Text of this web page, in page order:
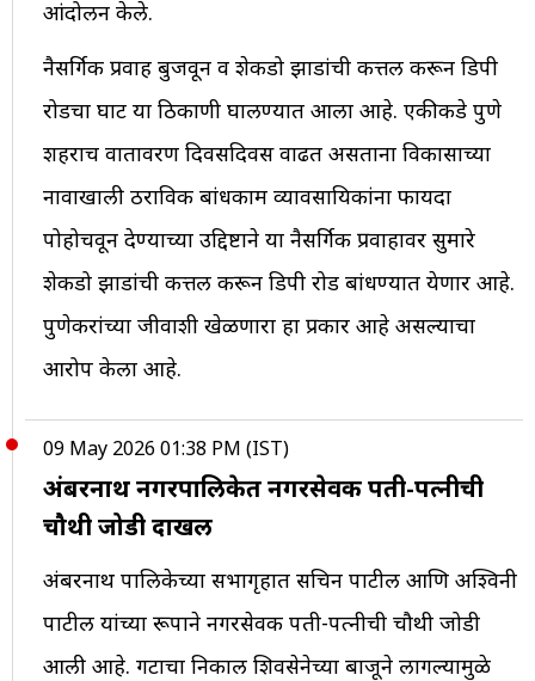
आंदोलन केले.
नैसर्गिक प्रवाह बुजवून व शेकडो झाडांची कत्तल करून डिपी
रोडचा घाट या ठिकाणी घालण्यात आला आहे. एकीकडे पुणे
शहराच वातावरण दिवसेंदिवस वाढत असताना विकासाच्या
नावाखाली ठराविक बांधकाम व्यावसायिकांना फायदा
पोहोचवून देण्याच्या उद्दिष्टाने या नैसर्गिक प्रवाहावर सुमारे
शेकडो झाडांची कत्तल करून डिपी रोड बांधण्यात येणार आहे.
पुणेकरांच्या जीवाशी खेळणारा हा प्रकार आहे असल्याचा
आरोप केला आहे.
09 May 2026 01:38 PM (IST)
अंबरनाथ नगरपालिकेत नगरसेवक पती-पत्नीची
चौथी जोडी दाखल
अंबरनाथ पालिकेच्या सभागृहात सचिन पाटील आणि अश्विनी
पाटील यांच्या रूपाने नगरसेवक पती-पत्नीची चौथी जोडी
आली आहे. गटाचा निकाल शिवसेनेच्या बाजूने लागल्यामुळे